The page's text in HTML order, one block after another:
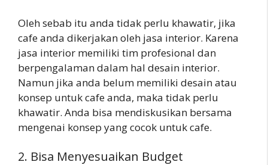
Oleh sebab itu anda tidak perlu khawatir, jika
cafe anda dikerjakan oleh jasa interior. Karena
jasa interior memiliki tim profesional dan
berpengalaman dalam hal desain interior.
Namun jika anda belum memiliki desain atau
konsep untuk cafe anda, maka tidak perlu
khawatir. Anda bisa mendiskusikan bersama
mengenai konsep yang cocok untuk cafe.
2. Bisa Menyesuaikan Budget